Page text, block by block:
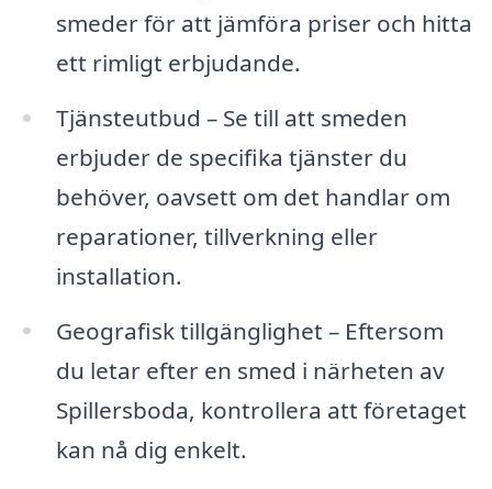
smeder för att jämföra priser och hitta
ett rimligt erbjudande.
Tjänsteutbud – Se till att smeden
erbjuder de specifika tjänster du
behöver, oavsett om det handlar om
reparationer, tillverkning eller
installation.
Geografisk tillgänglighet – Eftersom
du letar efter en smed i närheten av
Spillersboda, kontrollera att företaget
kan nå dig enkelt.